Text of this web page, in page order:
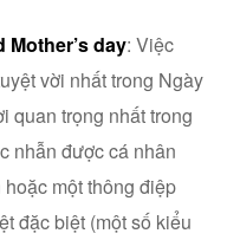
day: Việc
vời nhất trong Ngày
quan trọng nhất trong
nhẫn được cá nhân
một thông điệp
đặc biệt (một số kiểu